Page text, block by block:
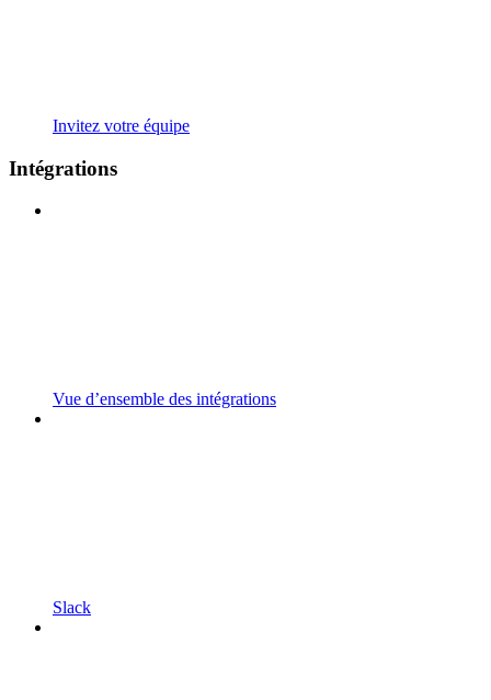
Invitez votre équipe
Intégrations
Vue d’ensemble des intégrations
Slack